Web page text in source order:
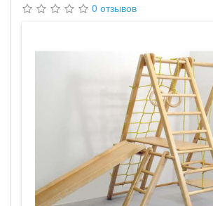
0 отзывов